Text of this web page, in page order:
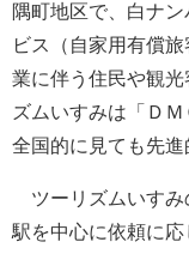
隅町地区で、白ナ
ビス（自家用有償
業に伴う住民や観光
ズムいすみは「Ｄ
全国的に見ても先進
ツーリズムいすみ
駅を中心に依頼に